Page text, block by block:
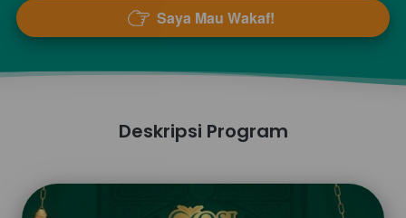
` Saya Mau Wakaf!
Deskripsi Program